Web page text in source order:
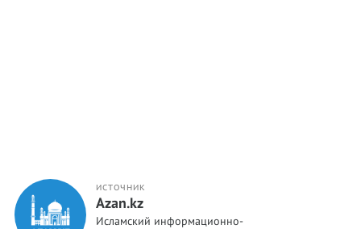
ИСТОЧНИК
Azan.kz
Исламский информационно-